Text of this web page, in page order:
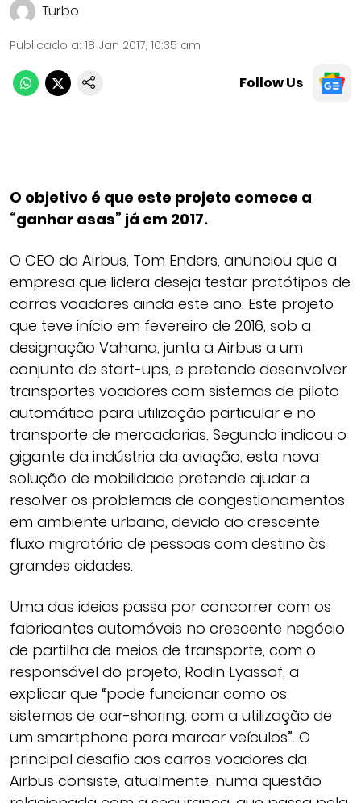
Turbo
Publicado a: 18 Jan 2017, 10:35 am
Follow Us
O objetivo é que este projeto comece a
“ganhar asas” já em 2017.
O CEO da Airbus, Tom Enders, anunciou que a
empresa que lidera deseja testar protótipos de
carros voadores ainda este ano. Este projeto
que teve início em fevereiro de 2016, sob a
designação Vahana, junta a Airbus a um
conjunto de start-ups, e pretende desenvolver
transportes voadores com sistemas de piloto
automático para utilização particular e no
transporte de mercadorias. Segundo indicou o
gigante da indústria da aviação, esta nova
solução de mobilidade pretende ajudar a
resolver os problemas de congestionamentos
em ambiente urbano, devido ao crescente
fluxo migratório de pessoas com destino às
grandes cidades.
Uma das ideias passa por concorrer com os
fabricantes automóveis no crescente negócio
de partilha de meios de transporte, com o
responsável do projeto, Rodin Lyassof, a
explicar que “pode funcionar como os
sistemas de car-sharing, com a utilização de
um smartphone para marcar veículos”. O
principal desafio aos carros voadores da
Airbus consiste, atualmente, numa questão